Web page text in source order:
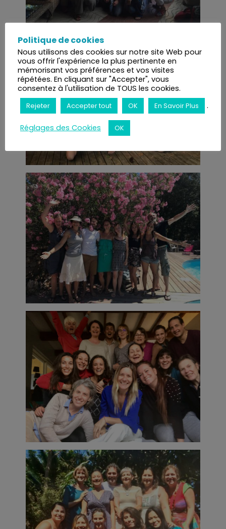
Politique de cookies
Nous utilisons des cookies sur notre site Web pour
vous offrir l'expérience la plus pertinente en
mémorisant vos préférences et vos visites
répétées. En cliquant sur "Accepter", vous
consentez à l'utilisation de TOUS les cookies.
Rejeter Accepter tout OK En Savoir Plus .
Réglages des Cookies OK